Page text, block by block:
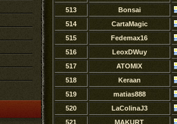
513
Bonsai
514
CartaMagic
515
Fedemax16
516
LeoxDWuy
517
ATOMlX
518
Keraan
519
matias888
520
LaColinaJ3
521
MAKURT